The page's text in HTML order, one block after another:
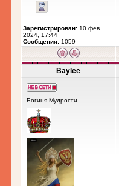
Зарегистрирован: 10 фев
2024, 17:44
Сообщения: 1059
Baylee
Богиня Мудрости